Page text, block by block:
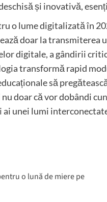
și inovativă,
o lume digitalizată în
doar la
digitale, a gândirii
transformă rapid
să
doar că vor dobândi
unei lumi
o lună de miere pe